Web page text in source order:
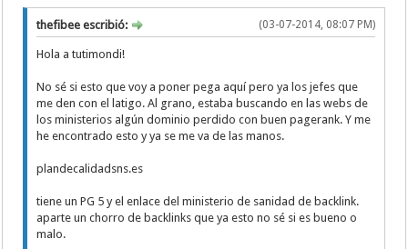
(03-07-2014, 08:07 PM)
thefibee escribió:
Hola a tutimondi!
No sé si esto que voy a poner pega aquí pero ya los jefes que
me den con el latigo. Al grano, estaba buscando en las webs de
los ministerios algún dominio perdido con buen pagerank. Y me
he encontrado esto y ya se me va de las manos.
plandecalidadsns.es
tiene un PG 5 y el enlace del ministerio de sanidad de backlink.
aparte un chorro de backlinks que ya esto no sé si es bueno o
malo.